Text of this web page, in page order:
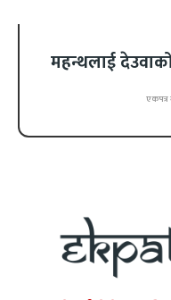
महन्थलाई
एकपत्र